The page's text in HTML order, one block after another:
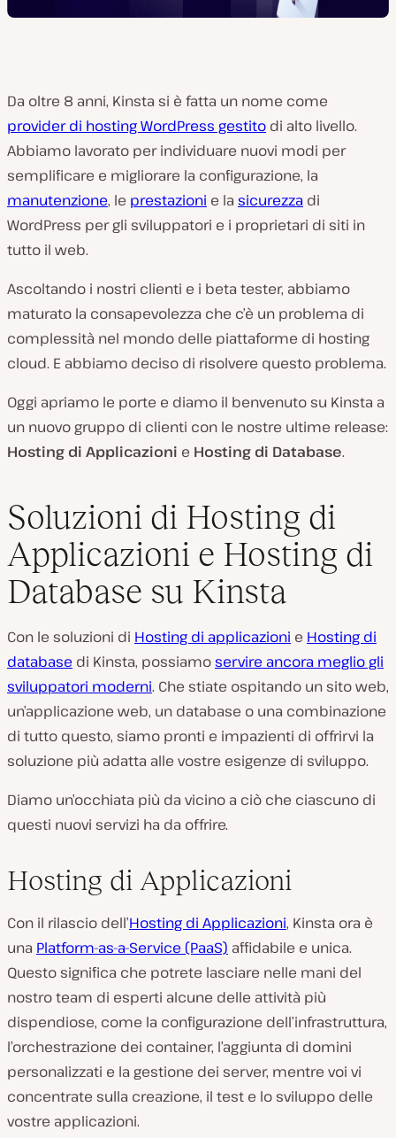
Da oltre 8 anni, Kinsta si è fatta un nome come
provider di hosting WordPress gestito di alto livello.
Abbiamo lavorato per individuare nuovi modi per
semplificare e migliorare la configurazione, la
manutenzione, le prestazioni e la sicurezza di
WordPress per gli sviluppatori e i proprietari di siti in
tutto il web.
Ascoltando i nostri clienti e i beta tester, abbiamo
maturato la consapevolezza che c’è un problema di
complessità nel mondo delle piattaforme di hosting
cloud. E abbiamo deciso di risolvere questo problema.
Oggi apriamo le porte e diamo il benvenuto su Kinsta a
un nuovo gruppo di clienti con le nostre ultime release:
Hosting di Applicazioni e Hosting di Database.
Soluzioni di Hosting di
Applicazioni e Hosting di
Database su Kinsta
Con le soluzioni di Hosting di applicazioni e Hosting di
database di Kinsta, possiamoservire ancora meglio gli
sviluppatori moderni. Che stiate ospitando un sito web,
un’applicazione web, un database o una combinazione
di tutto questo, siamo pronti e impazienti di offrirvi la
soluzione più adatta alle vostre esigenze di sviluppo.
Diamo un’occhiata più da vicino a ciò che ciascuno di
questi nuovi servizi ha da offrire.
Hosting di Applicazioni
Con il rilascio dell’Hosting di Applicazioni, Kinsta ora è
una Platform-as-a-Service (PaaS) affidabile e unica.
Questo significa che potrete lasciare nelle mani del
nostro team di esperti alcune delle attività più
dispendiose, come la configurazione dell’infrastruttura,
l’orchestrazione dei container, l’aggiunta di domini
personalizzati e la gestione dei server, mentre voi vi
concentrate sulla creazione, il test e lo sviluppo delle
vostre applicazioni.